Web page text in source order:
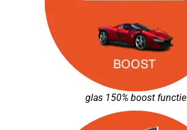
glas 150% boost functie